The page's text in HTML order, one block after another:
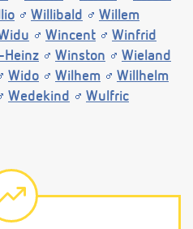
Willibald
Willem
Wincent
Winfrid
Winston
Wieland
Wido Wilhem
Willhelm
Wedekind
Wulfric